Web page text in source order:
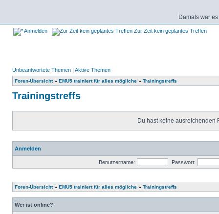
Damals war
Anmelden Zur Zeit kein geplantes Treffen
Unbeantwortete Themen | Aktive Themen
Foren-Übersicht» EMU5 trainiert für alles mögliche » Trainingstreffs
Trainingstreffs
Du hast keine ausreichenden
Anmelden
Benutzername: Passwort:
Foren-Übersicht» EMU5 trainiert für alles mögliche » Trainingstreffs
Wer ist online?